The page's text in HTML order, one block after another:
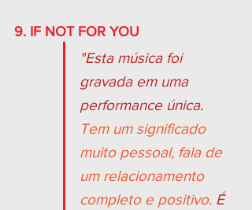
9. IF NOT FOR YOU
"Esta música foi
gravada em uma
performance única.
Tem um significado
muito pessoal, fala de
um relacionamento
completo e positivo. É